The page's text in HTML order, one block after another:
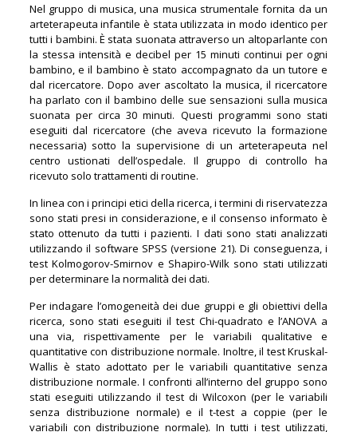
Nel gruppo di musica, una musica strumentale fornita da un
arteterapeuta infantile è stata utilizzata in modo identico per
tutti i bambini. È stata suonata attraverso un altoparlante con
la stessa intensità e decibel per 15 minuti continui per ogni
bambino, e il bambino è stato accompagnato da un tutore e
dal ricercatore. Dopo aver ascoltato la musica, il ricercatore
ha parlato con il bambino delle sue sensazioni sulla musica
suonata per circa 30 minuti. Questi programmi sono stati
eseguiti dal ricercatore (che aveva ricevuto la formazione
necessaria) sotto la supervisione di un arteterapeuta nel
centro ustionati dell’ospedale. Il gruppo di controllo ha
ricevuto solo trattamenti di routine.
In linea con i principi etici della ricerca, i termini di riservatezza
sono stati presi in considerazione, e il consenso informato è
stato ottenuto da tutti i pazienti. I dati sono stati analizzati
utilizzando il software SPSS (versione 21). Di conseguenza, i
test Kolmogorov-Smirnov e Shapiro-Wilk sono stati utilizzati
per determinare la normalità dei dati.
Per indagare l’omogeneità dei due gruppi e gli obiettivi della
ricerca, sono stati eseguiti il test Chi-quadrato e l’ANOVA a
una via, rispettivamente per le variabili qualitative e
quantitative con distribuzione normale. Inoltre, il test Kruskal-
Wallis è stato adottato per le variabili quantitative senza
distribuzione normale. I confronti all’interno del gruppo sono
stati eseguiti utilizzando il test di Wilcoxon (per le variabili
senza distribuzione normale) e il t-test a coppie (per le
variabili con distribuzione normale). In tutti i test utilizzati,